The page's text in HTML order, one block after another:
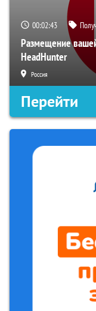
00:02:42
Размещение
HeadHunter
Россия
Перейти